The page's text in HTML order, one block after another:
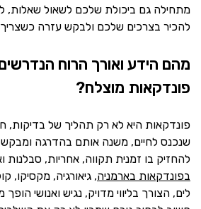
מתחילה גם ביכולת שלכם לשאול שאלות,
להכיר בצרכים שלכם ולבקש עזרה
מהם הידע ואורך הרוח
פונדקאות מוצלח?
פונדקאות היא לא רק תהליך של בדיקות,
שנכנס לחיים, משנה אותם בהדרגה ומבקש
להחזיק בו זמנית תקווה, אחריות, סבלנות
בפונדקאות בארמניה, גיאורגיה, מקסיקו,
לים, הצורך בליווי מדויק, נגיש ואנושי